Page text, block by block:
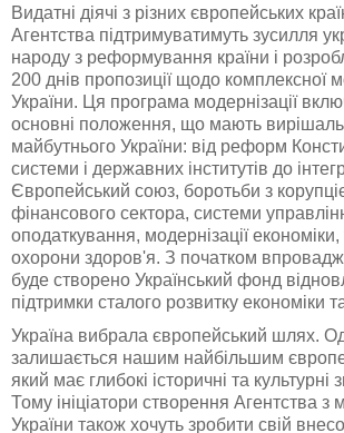
Видатні діячі з різних європейських
Агентства підтримуватимуть зусилля
народу з реформування країни і
200 днів пропозиції щодо комплексної
України. Ця програма модернізації
основні положення, що мають
майбутнього України: від реформ
системи і державних інститутів до
Європейський союз, боротьби з
фінансового сектора, системи
оподаткування, модернізації економіки,
охорони здоров'я. З початком
буде створено Український фонд
підтримки сталого розвитку економіки
Україна вибрала європейський шлях.
залишається нашим найбільшим
який має глибокі історичні та культурні
Тому ініціатори створення Агентства з
України також хочуть зробити свій